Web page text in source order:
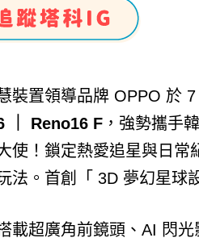
裝置領導品牌 OPPO 於
｜ Reno16 F ，強勢攜手
使！鎖定熱愛追星與日
法。首創「 3D 夢幻星球
載超廣角前鏡頭、AI 閃